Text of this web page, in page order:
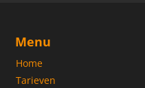
Menu
Home
Tarieven